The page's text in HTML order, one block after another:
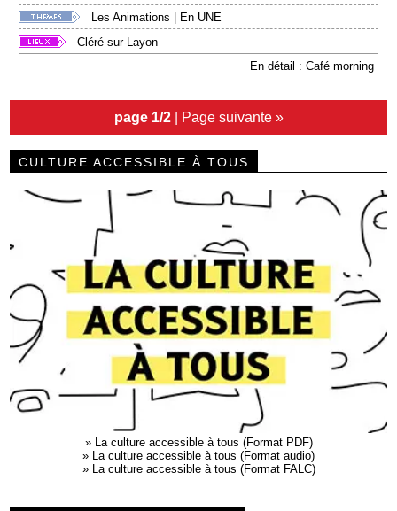
Les Animations
En UNE
Cléré-sur-Layon
En détail : Café morning
page 1/2| Page suivante »
CULTURE ACCESSIBLE À TOUS
» La culture accessible à tous (Format PDF)
» La culture accessible à tous (Format audio)
» La culture accessible à tous (Format FALC)